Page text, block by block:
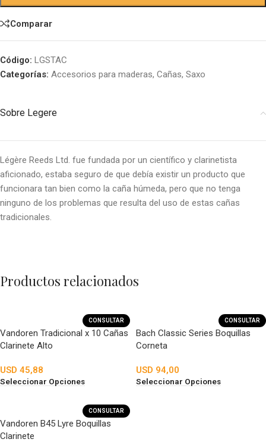
Comparar
Código: LGSTAC
Categorías: Accesorios para maderas, Cañas, Saxo
Sobre Legere
Légère Reeds Ltd. fue fundada por un científico y clarinetista
aficionado, estaba seguro de que debía existir un producto que
funcionara tan bien como la caña húmeda, pero que no tenga
ninguno de los problemas que resulta del uso de estas cañas
tradicionales.
Productos relacionados
CONSULTAR
Vandoren Tradicional x 10 Cañas
Clarinete Alto
USD 45,88
Seleccionar Opciones
CONSULTAR
Bach Classic Series Boquillas
Corneta
USD 94,00
Seleccionar Opciones
CONSULTAR
Vandoren B45 Lyre Boquillas
Clarinete